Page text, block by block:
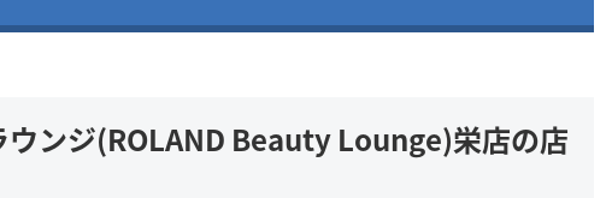
ウンジ(ROLAND Beauty Lounge)栄店の店